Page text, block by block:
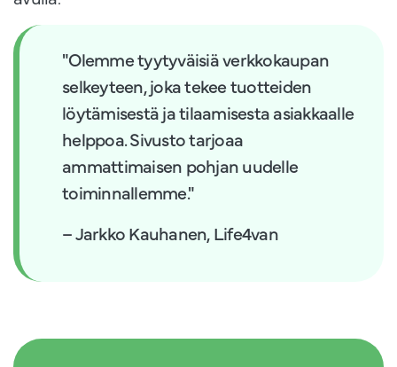
"Olemme tyytyväisiä verkkokaupan
selkeyteen, joka tekee tuotteiden
löytämisestä ja tilaamisesta asiakkaalle
helppoa. Sivusto tarjoaa
ammattimaisen pohjan uudelle
toiminnallemme."
– Jarkko Kauhanen, Life4van